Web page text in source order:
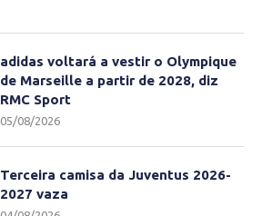
adidas voltará a vestir o Olympique
de Marseille a partir de 2028, diz
RMC Sport
05/08/2026
Terceira camisa da Juventus 2026-
2027 vaza